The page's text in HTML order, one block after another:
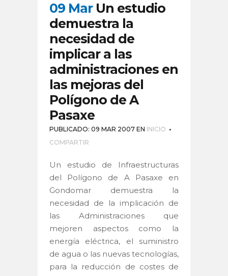
09 Mar Un estudio
demuestra la
necesidad de
implicar a las
administraciones en
las mejoras del
Polígono de A
Pasaxe
PUBLICADO: 09 MAR 2007 EN INICIO
COMPARTIR
Un estudio de Infraestructuras
del Polígono de A Pasaxe en
Gondomar demuestra la
necesidad de la implicación de
las Administraciones que
mejoren aspectos como la
energía eléctrica, el suministro
de agua o las nuevas tecnologías,
para la reducción de costes de